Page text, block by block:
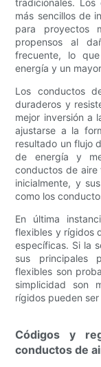
tradicionales.
más sencillos de
para proyectos
propensos al
frecuente, lo
energía y un
Los conductos
duraderos y
mejor inversión a
ajustarse a la
resultado un flujo
de energía y
conductos de aire
inicialmente, y
como los
En última
flexibles y rígidos
específicas. Si la
sus principales
flexibles son
simplicidad son
rígidos pueden
Códigos y
conductos de